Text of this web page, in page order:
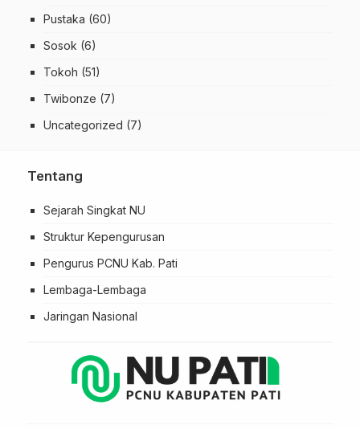
Pustaka (60)
Sosok (6)
Tokoh (51)
Twibonze (7)
Uncategorized (7)
Tentang
Sejarah Singkat NU
Struktur Kepengurusan
Pengurus PCNU Kab. Pati
Lembaga-Lembaga
Jaringan Nasional